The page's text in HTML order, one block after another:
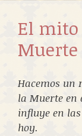
El
Hacemos un
la Muerte en
influye en
hoy.